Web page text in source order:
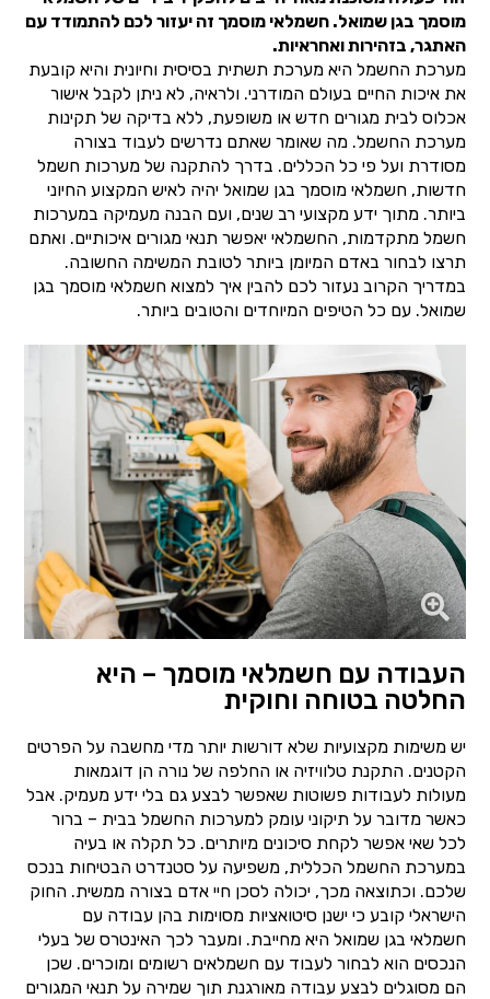
מוסמך בגן שמואל. חשמלאי מוסמך זה יעזור לכם להתמודד עם
האתגר, בזהירות ואחראיות.
מערכת החשמל היא מערכת תשתית בסיסית וחיונית והיא קובעת
את איכות החיים בעולם המודרני. ולראיה, לא ניתן לקבל אישור
אכלוס לבית מגורים חדש או משופעת, ללא בדיקה של תקינות
מערכת החשמל. מה שאומר שאתם נדרשים לעבוד בצורה
מסודרת ועל פי כל הכללים. בדרך להתקנה של מערכות חשמל
חדשות, חשמלאי מוסמך בגן שמואל יהיה לאיש המקצוע החיוני
ביותר. מתוך ידע מקצועי רב שנים, ועם הבנה מעמיקה במערכות
חשמל מתקדמות, החשמלאי יאפשר תנאי מגורים איכותיים. ואתם
תרצו לבחור באדם המיומן ביותר לטובת המשימה החשובה.
במדריך הקרוב נעזור לכם להבין איך למצוא חשמלאי מוסמך בגן
שמואל. עם כל הטיפים המיוחדים והטובים ביותר.
העבודה עם חשמלאי מוסמך – היא
החלטה בטוחה וחוקית
יש משימות מקצועיות שלא דורשות יותר מדי מחשבה על הפרטים
הקטנים. התקנת טלוויזיה או החלפה של נורה הן דוגמאות
מעולות לעבודות פשוטות שאפשר לבצע גם בלי ידע מעמיק. אבל
כאשר מדובר על תיקוני עומק למערכות החשמל בבית – ברור
לכל שאי אפשר לקחת סיכונים מיותרים. כל תקלה או בעיה
במערכת החשמל הכללית, משפיעה על סטנדרט הבטיחות בנכס
שלכם. וכתוצאה מכך, יכולה לסכן חיי אדם בצורה ממשית. החוק
הישראלי קובע כי ישנן סיטואציות מסוימות בהן עבודה עם
חשמלאי בגן שמואל היא מחייבת. ומעבר לכך האינטרס של בעלי
הנכסים הוא לבחור לעבוד עם חשמלאים רשומים ומוכרים. שכן
הם מסוגלים לבצע עבודה מאורגנת תוך שמירה על תנאי המגורים